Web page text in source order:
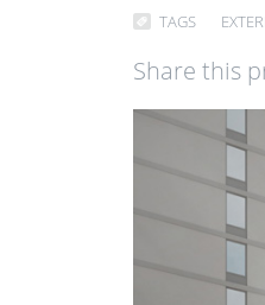
TAGS
Share this